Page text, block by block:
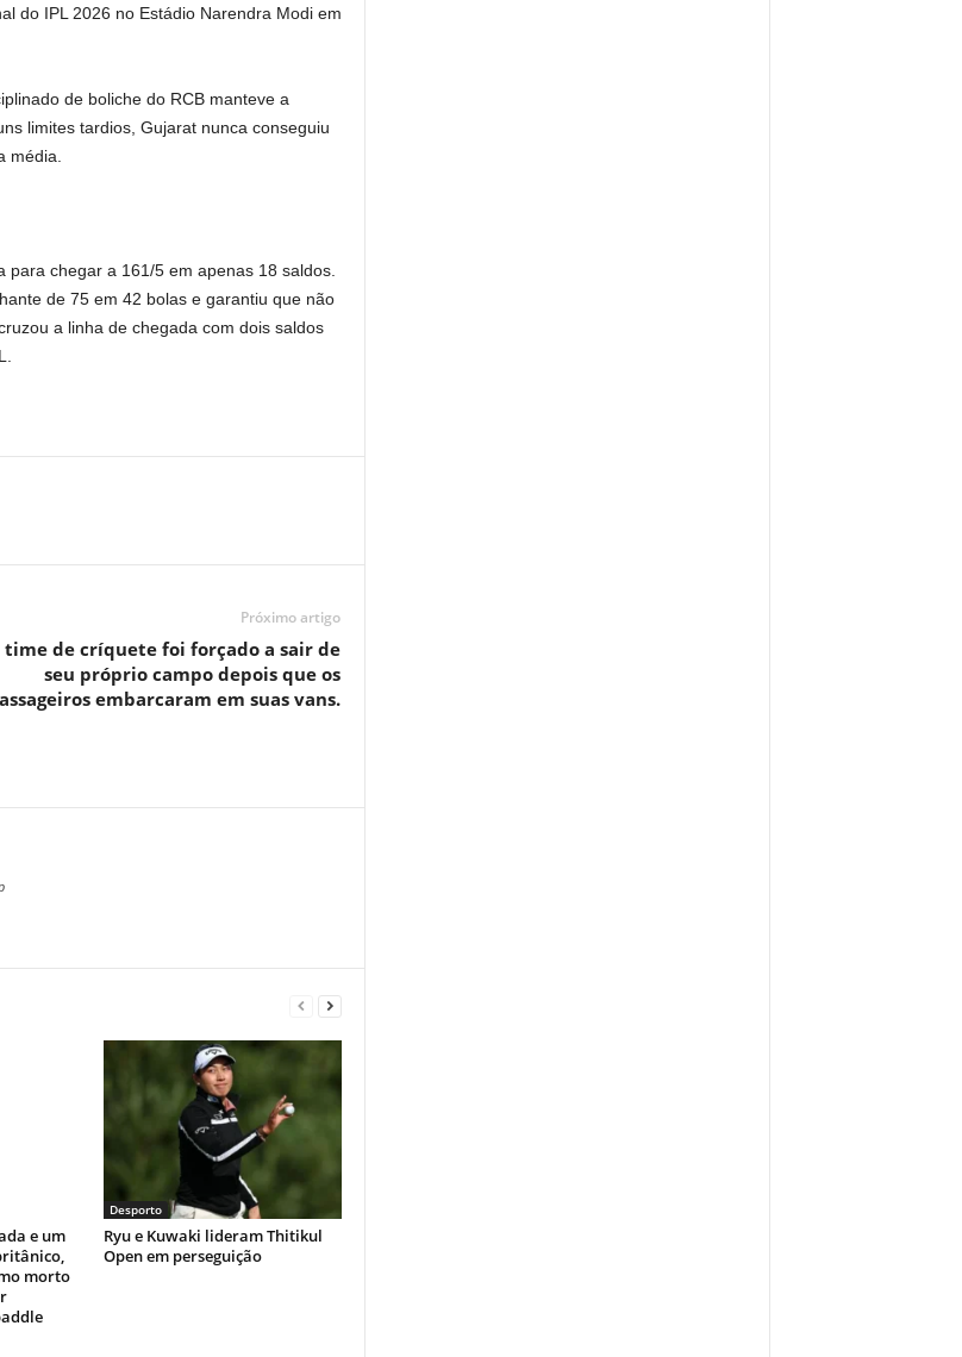
do IPL 2026 no Estádio Narendra Modi em
de boliche do RCB manteve a
limites tardios, Gujarat nunca conseguiu
média.
chegar a 161/5 em apenas 18 saldos.
de 75 em 42 bolas e garantiu que não
a linha de chegada com dois saldos
Próximo artigo
time de críquete foi forçado a sair de
seu próprio campo depois que os
embarcaram em suas vans.
e um
morto
Desporto
Ryu e Kuwaki lideram Thitikul
Open em perseguição